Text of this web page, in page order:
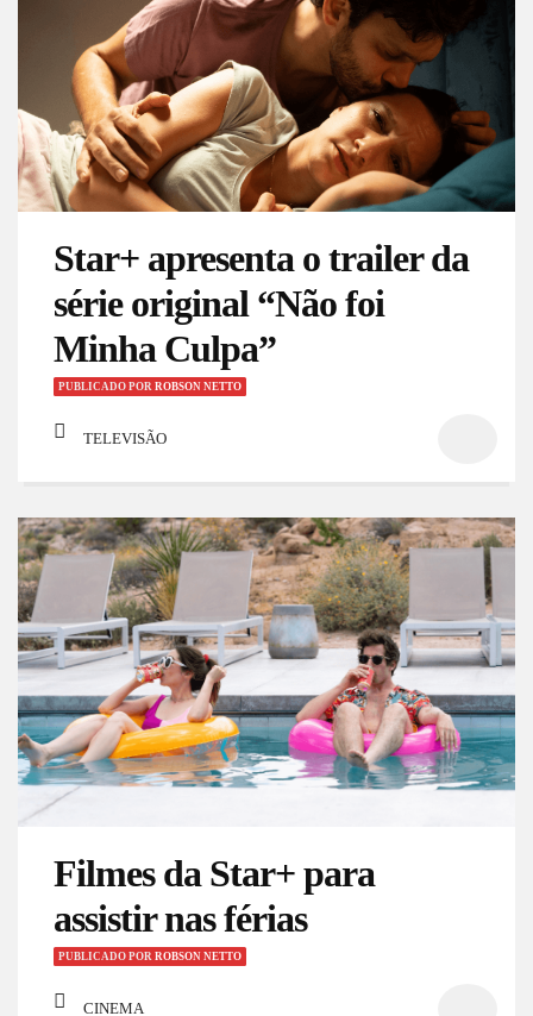
Star+ apresenta o trailer da
série original “Não foi
Minha Culpa”
PUBLICADO POR ROBSON NETTO
TELEVISÃO
Filmes da Star+ para
assistir nas férias
PUBLICADO POR ROBSON NETTO
CINEMA